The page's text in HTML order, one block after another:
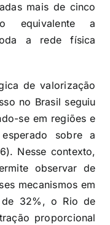
mais de cinco
equivalente a
a rede física
de valorização
no Brasil seguiu
se em regiões e
sobre a
Nesse contexto,
observar de
mecanismos em
de 32%, o Rio de
proporcional